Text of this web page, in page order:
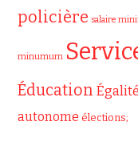
policière salaire
minumum
Éducation Égalité
autonome élections;